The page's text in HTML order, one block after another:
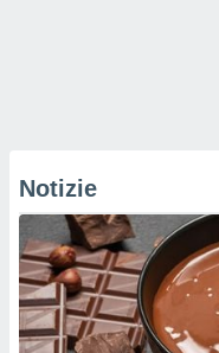
Notizie